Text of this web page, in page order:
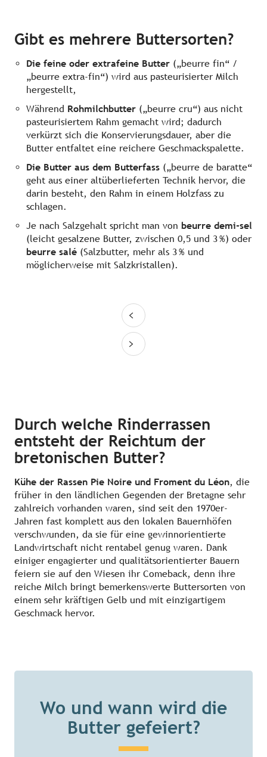
Gibt es mehrere Buttersorten?
Die feine oder extrafeine Butter („beurre fin“ /
„beurre extra-fin“) wird aus pasteurisierter Milch
hergestellt,
Während Rohmilchbutter („beurre cru“) aus nicht
pasteurisiertem Rahm gemacht wird; dadurch
verkürzt sich die Konservierungsdauer, aber die
Butter entfaltet eine reichere Geschmackspalette.
Die Butter aus dem Butterfass („beurre de baratte“
geht aus einer altüberlieferten Technik hervor, die
darin besteht, den Rahm in einem Holzfass zu
schlagen.
Je nach Salzgehalt spricht man von beurre demi-sel
(leicht gesalzene Butter, zwischen 0,5 und 3 %) oder
beurre salé (Salzbutter, mehr als 3 % und
möglicherweise mit Salzkristallen).
Durch welche Rinderrassen
entsteht der Reichtum der
bretonischen Butter?
Kühe der Rassen Pie Noire und Froment du Léon, die
früher in den ländlichen Gegenden der Bretagne sehr
zahlreich vorhanden waren, sind seit den 1970er-
Jahren fast komplett aus den lokalen Bauernhöfen
verschwunden, da sie für eine gewinnorientierte
Landwirtschaft nicht rentabel genug waren. Dank
einiger engagierter und qualitätsorientierter Bauern
feiern sie auf den Wiesen ihr Comeback, denn ihre
reiche Milch bringt bemerkenswerte Buttersorten von
einem sehr kräftigen Gelb und mit einzigartigem
Geschmack hervor.
Wo und wann wird die
Butter gefeiert?